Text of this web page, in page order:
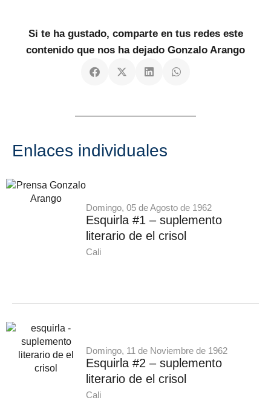
Si te ha gustado, comparte en tus redes este
contenido que nos ha dejado Gonzalo Arango
Enlaces individuales
Domingo, 05 de Agosto de 1962
Esquirla #1 – suplemento
literario de el crisol
Cali
Domingo, 11 de Noviembre de 1962
Esquirla #2 – suplemento
literario de el crisol
Cali